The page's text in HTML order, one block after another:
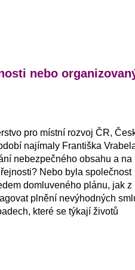
nebo
pro místní rozvoj ČR,
najímaly Františka
nebezpečného obsahu a na
Nebo byla společnost
domluveného plánu, jak z
plnění nevýhodných
které se týkají životů